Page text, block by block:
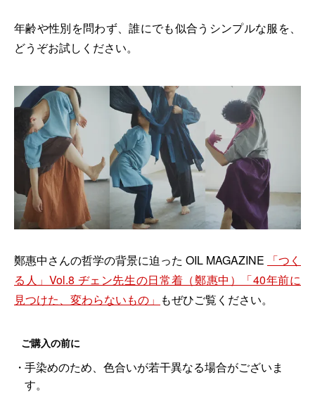
年齢や性別を問わず、誰にでも似合うシンプルな服を、
どうぞお試しください。
鄭惠中さんの哲学の背景に迫った OIL MAGAZINE
「つく
る人」Vol.8 ヂェン先生の日常着（鄭惠中）「40年前に
見つけた、変わらないもの」 もぜひご覧ください。
ご購入の前に
手染めのため、色合いが若干異なる場合がございま
す。